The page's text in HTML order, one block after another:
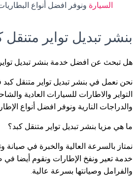
السيارة ونوفر افضل أنواع
بنشر تبديل تواير متنقل
هل تبحث عن افضل خدمة بنشر تبديل
نحن نعمل في بنشر تبديل تواير متنقل كبد
التواير والاطارات للسيارات العادية
والدراجات النارية ونوفر افضل أنواع
ما هي مزيا بنشر تبديل تواير متنقل كبد؟
نمتاز بالسرعة العالية والخبرة في صيانة
خدمة تعير ونفخ الإطارات ونقوم أيضا
والفرامل وصيانتها بسرعة عالية.